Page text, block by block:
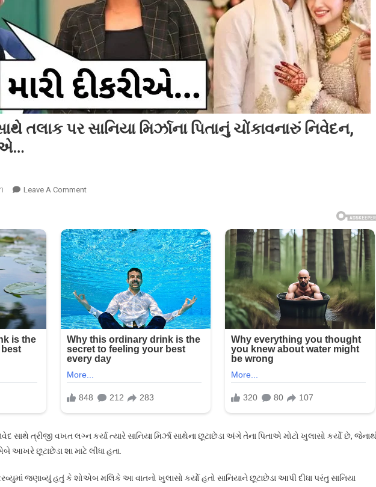
તલાક પર સાનિયા મિર્ઝાના પિતાનું ચોંકાવનારું નિવેદન,
Leave A CommentOn
સાથે
તલાક
પર
સાનિયા
મિર્ઝાના
પિતાનું
ચોંકાવનારું
નિવેદન,
કહ્યું-
મારી
ત્રીજી વખત લગ્ન કર્યા ત્યારે સાનિયા મિર્ઝા સાથેના છૂટાછેડા અંગે તેના પિતાએ મોટો ખુલાસો કર્યો છે,
આખરે છૂટાછેડા શા માટે લીધા હતા.
જણાવ્યું હતું કે શોએબ મલિકે આ વાતનો ખુલાસો કર્યો હતો સાનિયાને છૂટાછેડા આપી દીધા પરંતુ સાનિયા